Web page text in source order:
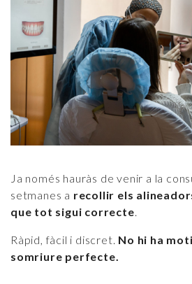
Ja només hauràs de venir a la
setmanes a recollir els
que tot sigui correcte
Ràpid, fàcil i discret. No hi ha
somriure perfecte.